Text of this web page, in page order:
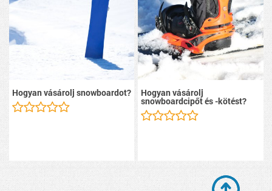
Hogyan vásárolj snowboardot? Hogyan vásárolj
snowboardcipőt és -kötést?